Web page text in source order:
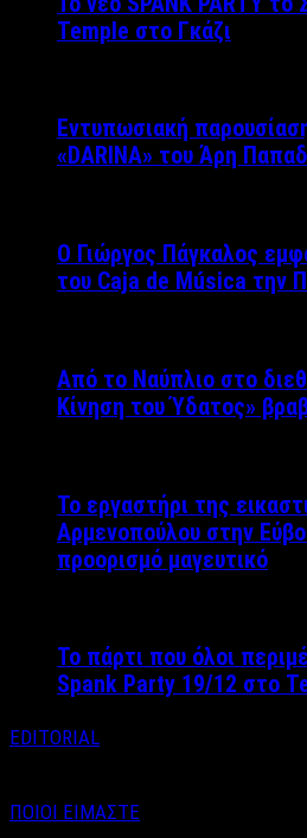
Temple στο Γκάζι
Εντυπωσιακή
«DARINA» του Άρη
Ο Γιώργος Πάγκαλος
του Caja de Música την
Από το Ναύπλιο στο
Κίνηση του Ύδατος»
Το εργαστήρι της
Αρμενοπούλου στην
προορισμό μαγευτικό
Το πάρτι που όλοι
Spank Party 19/12 στο
EDITORIAL
ΠΟΙΟΙ ΕΙΜΑΣΤΕ